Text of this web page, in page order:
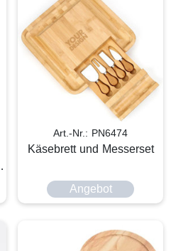
Art.-Nr.: PN6474
Käsebrett und Messerset
Angebot